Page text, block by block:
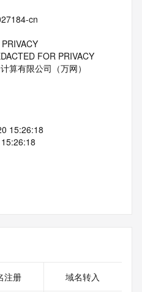
cn
FOR PRIVACY
算有限公司（万网）
15:26:18
注册 域名转入